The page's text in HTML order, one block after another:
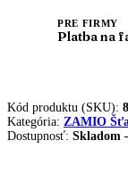
PRE FIRMY
Platba na
Kód produktu (SKU):
Kategória: ZAMIO
Dostupnosť: Skladom